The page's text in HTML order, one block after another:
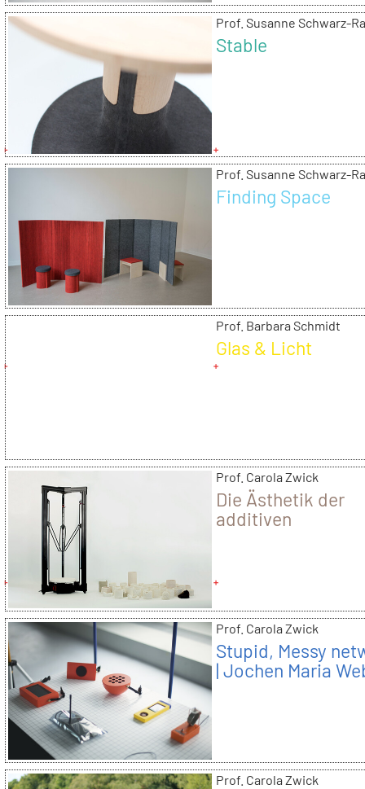
Prof. Susanne Schwarz-
Stable
Prof. Susanne Schwarz-
Finding Space
Prof. Barbara Schmidt
Glas & Licht
Prof. Carola Zwick
Die Ästhetik der
additiven
Prof. Carola Zwick
Stupid, Messy
| Jochen Maria
Prof. Carola Zwick